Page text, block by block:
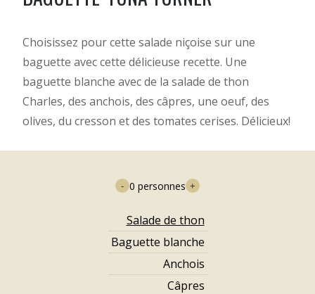
Choisissez pour cette salade niçoise sur une
baguette avec cette délicieuse recette. Une
baguette blanche avec de la salade de thon
Charles, des anchois, des câpres, une oeuf, des
olives, du cresson et des tomates cerises. Délicieux!
- 0 personnes +
Salade de thon
Baguette blanche
Anchois
Câpres